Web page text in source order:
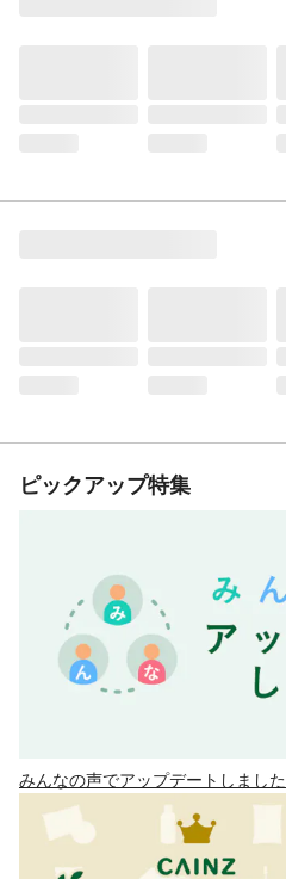
ピックアップ特集
みんなの声でアップデートしました